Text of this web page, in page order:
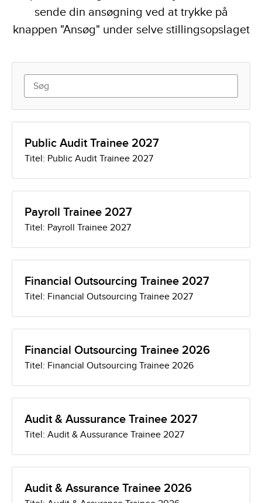
sende din ansøgning ved at trykke på
knappen "Ansøg" under selve stillingsopslaget
Public Audit Trainee 2027
Titel: Public Audit Trainee 2027
Payroll Trainee 2027
Titel: Payroll Trainee 2027
Financial Outsourcing Trainee 2027
Titel: Financial Outsourcing Trainee 2027
Financial Outsourcing Trainee 2026
Titel: Financial Outsourcing Trainee 2026
Audit & Aussurance Trainee 2027
Titel: Audit & Aussurance Trainee 2027
Audit & Assurance Trainee 2026